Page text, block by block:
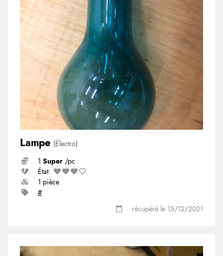
Lampe (Électro)
1 Super /pc
État:
1 pièce
#
récupéré le 15/12/2021